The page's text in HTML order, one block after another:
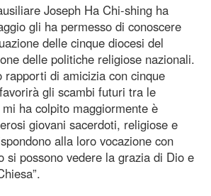
Joseph Ha Chi-shing ha
gli ha permesso di conoscere
delle cinque diocesi del
delle politiche religiose nazionali.
rapporti di amicizia con cinque
gli scambi futuri tra le
ha colpito maggiormente è
giovani sacerdoti, religiose e
alla loro vocazione con
si possono vedere la grazia di Dio e